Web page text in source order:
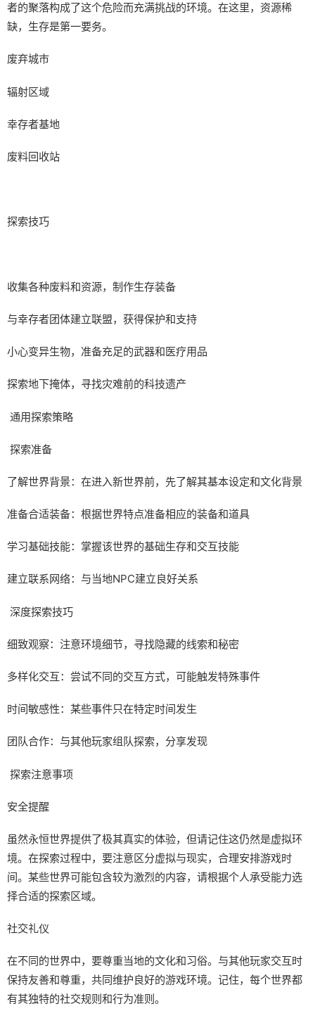
者的聚落构成了这个危险而充满挑战的环境。在这里，资源稀
缺，生存是第一要务。
废弃城市
辐射区域
幸存者基地
废料回收站
探索技巧
收集各种废料和资源，制作生存装备
与幸存者团体建立联盟，获得保护和支持
小心变异生物，准备充足的武器和医疗用品
探索地下掩体，寻找灾难前的科技遗产
通用探索策略
探索准备
了解世界背景：在进入新世界前，先了解其基本设定和文化背景
准备合适装备：根据世界特点准备相应的装备和道具
学习基础技能：掌握该世界的基础生存和交互技能
建立联系网络：与当地NPC建立良好关系
深度探索技巧
细致观察：注意环境细节，寻找隐藏的线索和秘密
多样化交互：尝试不同的交互方式，可能触发特殊事件
时间敏感性：某些事件只在特定时间发生
团队合作：与其他玩家组队探索，分享发现
探索注意事项
安全提醒
虽然永恒世界提供了极其真实的体验，但请记住这仍然是虚拟环
境。在探索过程中，要注意区分虚拟与现实，合理安排游戏时
间。某些世界可能包含较为激烈的内容，请根据个人承受能力选
择合适的探索区域。
社交礼仪
在不同的世界中，要尊重当地的文化和习俗。与其他玩家交互时
保持友善和尊重，共同维护良好的游戏环境。记住，每个世界都
有其独特的社交规则和行为准则。